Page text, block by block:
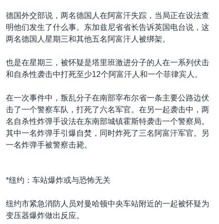
德国外交部说，两名德国人在阿富汗失踪，当局正在设法查
明他们发生了什么事。东加兹尼省省长告诉英国电台说，这
两名德国人星期三和其他五名阿富汗人被绑架。
也是在星期三，被怀疑是塔里班激进分子的人在一系列伏击
和自杀性袭击中打死至少12个阿富汗人和一个菲律宾人。
在一次事件中，叛乱分子在南部宰布尔省一条主要公路边伏
击了一个警察车队，打死了六名军官。在另一起袭击中，两
名自杀性炸弹手设法在东南部城镇霍斯特袭击一个警察局。
其中一名炸弹手引爆自焚，同时炸死了三名阿富汗军官。另
一名炸弹手被警察击毙。
*纽约：车站爆炸或与恐怖无关
纽约市紧急消防人员对曼哈顿中央车站附近的一起被怀疑为
变压器爆炸做出反应。